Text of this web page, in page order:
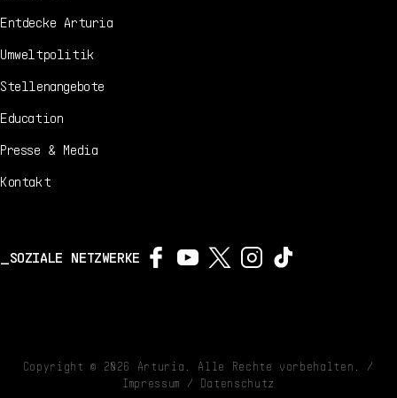
Entdecke Arturia
Umweltpolitik
Stellenangebote
Education
Presse & Media
Kontakt
SOZIALE NETZWERKE
Copyright © 2026
Arturia. Alle Rechte vorbehalten. /
Impressum / Datenschutz